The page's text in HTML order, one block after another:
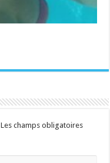
Les champs obligatoires